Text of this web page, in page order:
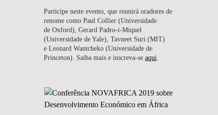
Participe neste evento, que reunirá oradores de
renome como Paul Collier (Universidade
de Oxford), Gerard Padro-i-Miquel
(Universidade de Yale), Tavneet Suri (MIT)
e Leonard Wantcheko (Universidade de
Princeton). Saiba mais e inscreva-seaqui